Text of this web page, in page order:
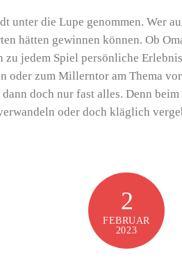
unter die Lupe genommen. Wer
hätten gewinnen können. Ob
jedem Spiel persönliche
oder zum Millerntor am Thema
doch nur fast alles. Denn
oder doch kläglich
2
FEBRUAR
2023